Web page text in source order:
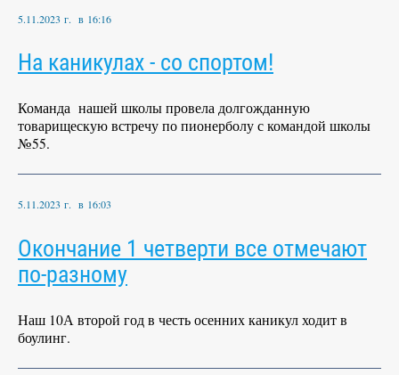
5.11.2023 г. в 16:16
На каникулах - со спортом!
Команда нашей школы провела долгожданную
товарищескую встречу по пионерболу с командой школы
№55.
5.11.2023 г. в 16:03
Окончание 1 четверти все отмечают
по-разному
Наш 10А второй год в честь осенних каникул ходит в
боулинг.